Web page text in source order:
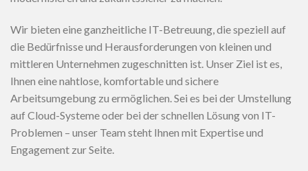
Wir bieten eine ganzheitliche IT-Betreuung, die speziell auf
die Bedürfnisse und Herausforderungen von kleinen und
mittleren Unternehmen zugeschnitten ist. Unser Ziel ist es,
Ihnen eine nahtlose, komfortable und sichere
Arbeitsumgebung zu ermöglichen. Sei es bei der Umstellung
auf Cloud-Systeme oder bei der schnellen Lösung von IT-
Problemen – unser Team steht Ihnen mit Expertise und
Engagement zur Seite.